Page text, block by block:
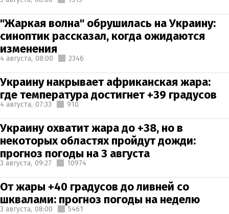
"Жаркая волна" обрушилась на Украину:
синоптик рассказал, когда ожидаются
изменения
4 августа, 08:00 2346
Украину накрывает африканская жара:
где температура достигнет +39 градусов
4 августа, 07:33 910
Украину охватит жара до +38, но в
некоторых областях пройдут дожди:
прогноз погоды на 3 августа
3 августа, 09:27 10974
От жары +40 градусов до ливней со
шквалами: прогноз погоды на неделю
3 августа, 08:00 5461